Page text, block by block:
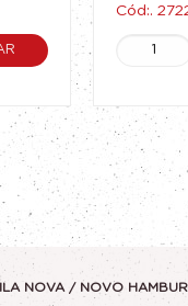
Cód:.
NOVA / NOVO